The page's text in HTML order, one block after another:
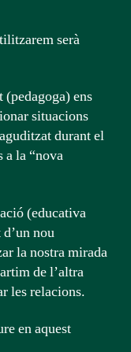
serà
ens
situacions
durant el
a la “nova
(educativa
nou
la nostra mirada
de l’altra
les relacions.
en aquest